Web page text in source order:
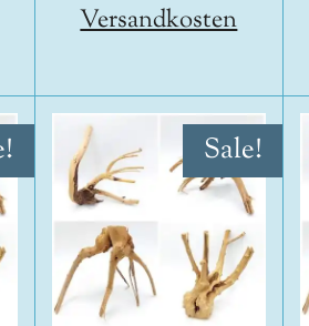
Versandkosten
Sale!